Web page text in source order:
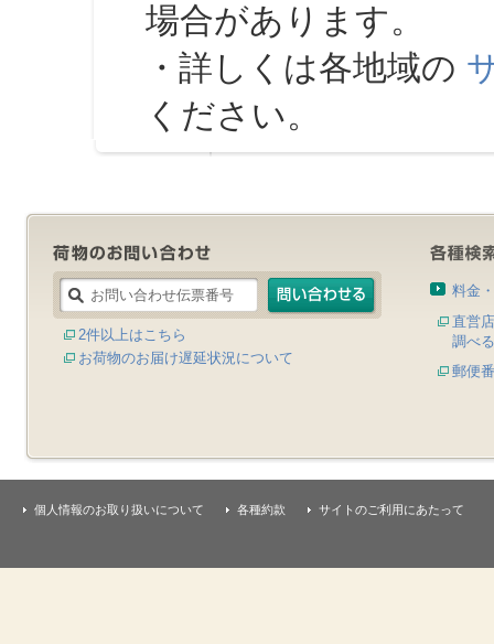
場合があります。
・詳しくは各地域の
ください。
2件以上はこちら
お荷物のお届け遅延状況について
料金
直営
調べる
郵便
個人情報のお取り扱いについて 各種約款 サイトのご利用にあたって